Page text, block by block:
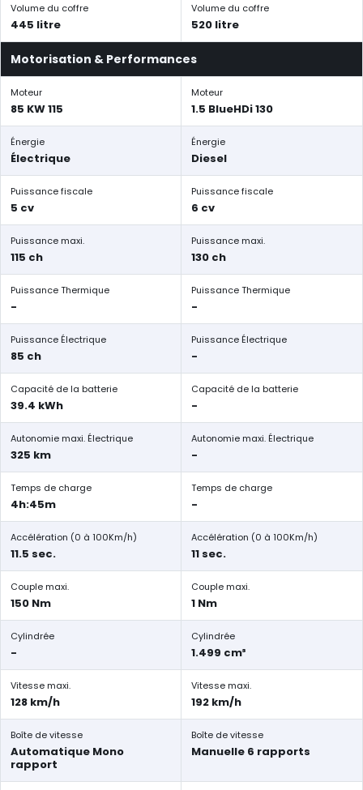
Volume du coffre
445 litre
Volume du coffre
520 litre
Motorisation & Performances
Moteur
85 KW 115
Moteur
1.5 BlueHDi 130
Énergie
Électrique
Énergie
Diesel
Puissance fiscale
5 cv
Puissance fiscale
6 cv
Puissance maxi.
115 ch
Puissance maxi.
130 ch
Puissance Thermique
-
Puissance Thermique
-
Puissance Électrique
85 ch
Puissance Électrique
-
Capacité de la batterie
39.4 kWh
Capacité de la batterie
-
Autonomie maxi. Électrique
325 km
Autonomie maxi. Électrique
-
Temps de charge
4h:45m
Temps de charge
-
Accélération (0 à 100Km/h)
11.5 sec.
Accélération (0 à 100Km/h)
11 sec.
Couple maxi.
150 Nm
Couple maxi.
1 Nm
Cylindrée
-
Cylindrée
1.499 cm³
Vitesse maxi.
128 km/h
Vitesse maxi.
192 km/h
Boîte de vitesse
Automatique Mono
rapport
Boîte de vitesse
Manuelle 6 rapports